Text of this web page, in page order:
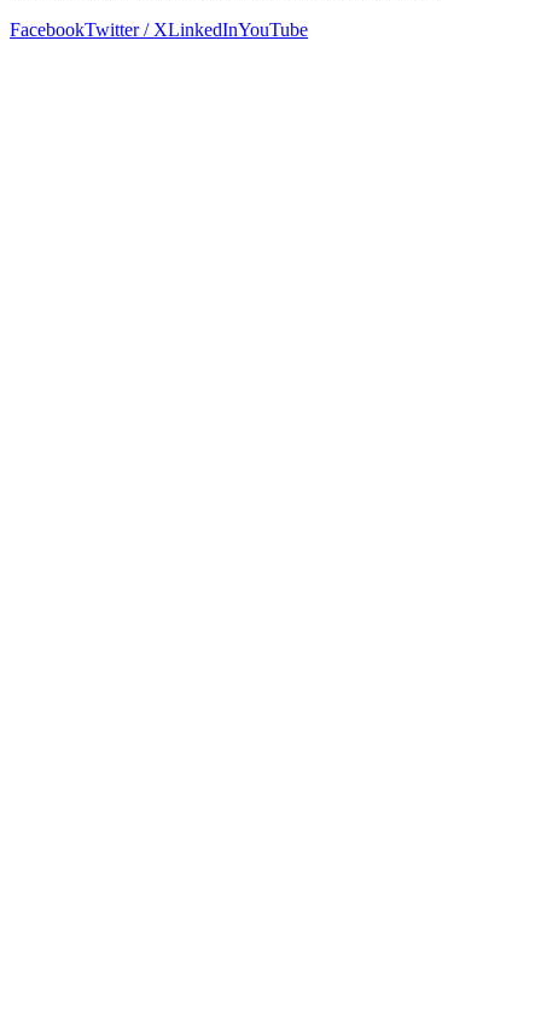
FacebookTwitter / XLinkedInYouTube